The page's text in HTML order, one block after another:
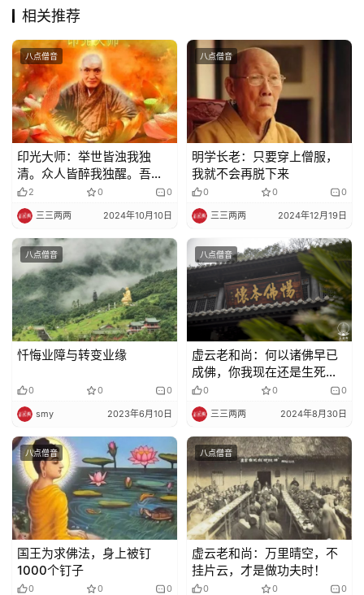
院
礼
视
频
纪
录
佛
教
艺
术
政
策
法
规
责
声
明
相关推荐
八点僧音
印光大师：举世皆浊我独
清。众人皆醉我独醒。吾行
吾志，谁能御我，令不为圣
贤之徒。况学出世之大道
乎。
2 0 0
三三两两 2024年10月10日
八点僧音
明学长老：只要穿上僧服，
我就不会再脱下来
0 0 0
三三两两 2024年12月19日
八点僧音
忏悔业障与转变业缘
0 0 0
smy 2023年6月10日
八点僧音
虚云老和尚：何以诸佛早已
成佛，你我现在还是生死苦
海的凡夫呢？
0 0 0
三三两两 2024年8月30日
八点僧音
国王为求佛法，身上被钉
1000个钉子
0 0 0
八点僧音
虚云老和尚：万里晴空，不
挂片云，才是做功夫时！
0 0 0